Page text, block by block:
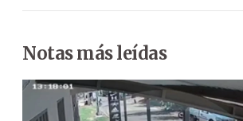
Notas más leídas